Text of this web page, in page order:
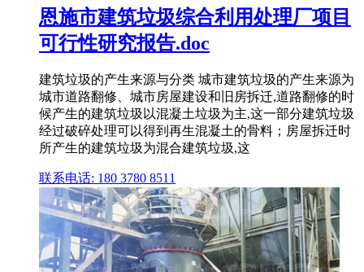
恩施市建筑垃圾综合利用处理厂项目
可行性研究报告.doc
建筑垃圾的产生来源与分类 城市建筑垃圾的产生来源为
城市道路翻修、城市房屋建设和旧房拆迁,道路翻修的时
候产生的建筑垃圾以混凝土垃圾为主,这一部分建筑垃圾
经过破碎处理可以得到再生混凝土的骨料；房屋拆迁时
所产生的建筑垃圾为混合建筑垃圾,这
联系电话: 180 3780 8511